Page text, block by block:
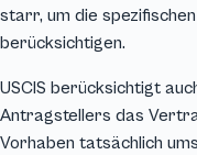
starr, um die
berücksichtigen.
USCIS berücksichtigt
Antragstellers das
Vorhaben tatsächlich